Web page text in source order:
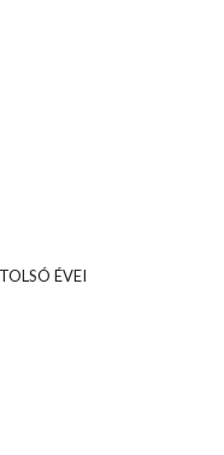
ÉVEI